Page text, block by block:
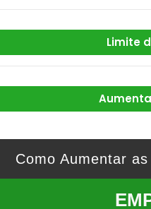
Limite
Como Aumentar